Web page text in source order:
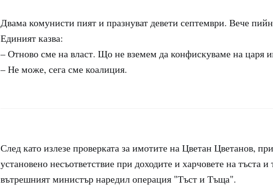
Двама комунисти пият и празнуват девети септември. Вече
Единият казва:
– Отново сме на власт. Що не вземем да конфискуваме на царя
– Не може, сега сме коалиция.
След като излезе проверката за имотите на Цветан Цветанов,
установено несъответствие при доходите и харчовете на тъста
вътрешният министър наредил операция "Тъст и Тъща".